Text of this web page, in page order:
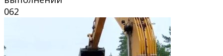
062